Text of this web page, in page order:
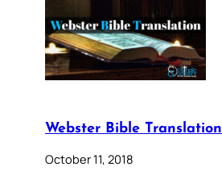
Webster Bible Translation
October 11, 2018